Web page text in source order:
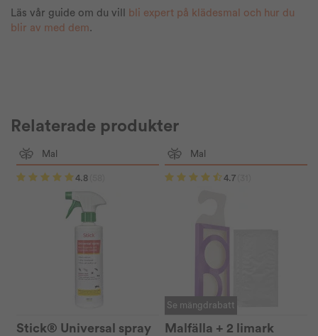
Läs vår guide om du vill
bli expert på klädesmal och hur du
blir av med dem.
Relaterade produkter
Mal
4.8
Stick® Universal spray
Mal
4.7
Se mängdrabatt
Malfälla + 2 limark